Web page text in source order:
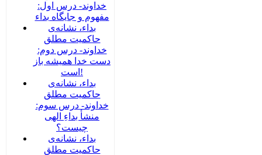
خداوند- درس اول:
مفهوم و جایگاه بداء
بداء، نشانه‌ی
حاکمیت مطلق
خداوند- درس دوم:
دست خدا همیشه باز
است!
بداء، نشانه‌ی
حاکمیت مطلق
خداوند- درس سوم:
منشأ بداءِ الهی
چیست؟
بداء، نشانه‌ی
حاکمیت مطلق